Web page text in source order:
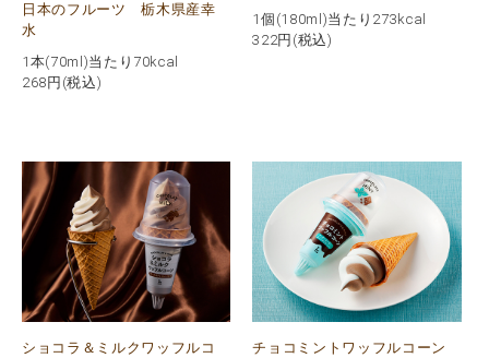
日本のフルーツ 栃木県産幸
水
1本(70ml)当たり70kcal
268 円(税込)
1個(180ml)当たり273kcal
322円(税込)
ショコラ＆ミルクワッフルコ
チョコミントワッフルコーン